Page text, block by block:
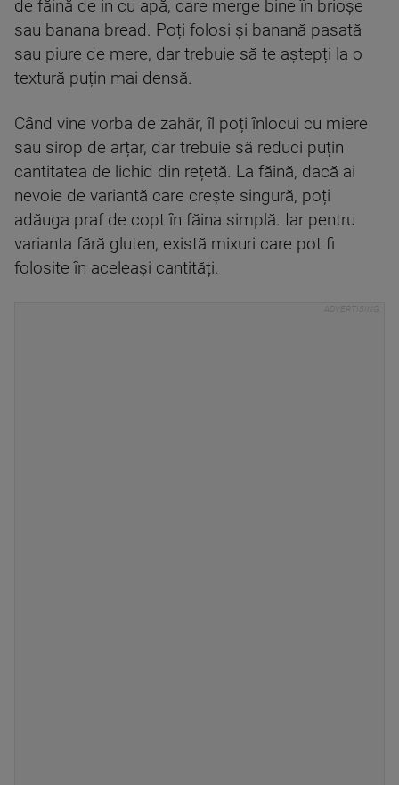
de făină de in cu apă, care merge bine în brioșe
sau banana bread. Poți folosi și banană pasată
sau piure de mere, dar trebuie să te aștepți la o
textură puțin mai densă.
Când vine vorba de zahăr, îl poți înlocui cu miere
sau sirop de arțar, dar trebuie să reduci puțin
cantitatea de lichid din rețetă. La făină, dacă ai
nevoie de variantă care crește singură, poți
adăuga praf de copt în făina simplă. Iar pentru
varianta fără gluten, există mixuri care pot fi
folosite în aceleași cantități.